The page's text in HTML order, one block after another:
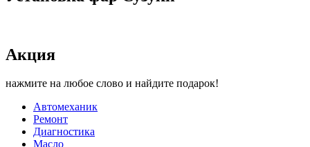
Акция
нажмите на любое слово и найдите подарок!
Автомеханик
Ремонт
Диагностика
Масло